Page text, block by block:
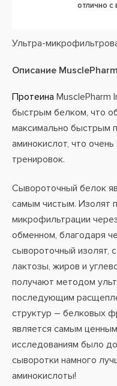
отлично с
Ультра-
Описание
Протеина MusclePharm
быстрым белком, что
максимально быстрым
аминокислот, что
тренировок.
Сывороточный белок
самым чистым. Изолят
микрофильтрации
обменном, благодаря
сывороточный изолят,
лактозы, жиров и
получают методом
последующим
структур – белковых
является самым
исследованиям было
сыворотки намного
аминокислоты!